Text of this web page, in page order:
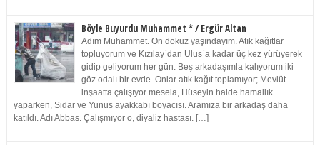
Böyle Buyurdu Muhammet * / Ergür Altan
Adım Muhammet. On dokuz yaşındayım. Atık kağıtlar
topluyorum ve Kızılay`dan Ulus`a kadar üç kez yürüyerek
gidip geliyorum her gün. Beş arkadaşımla kalıyorum iki
göz odalı bir evde. Onlar atık kağıt toplamıyor; Mevlüt
inşaatta çalışıyor mesela, Hüseyin halde hamallık
yaparken, Sidar ve Yunus ayakkabı boyacısı. Aramıza bir arkadaş daha
katıldı. Adı Abbas. Çalışmıyor o, diyaliz hastası. […]